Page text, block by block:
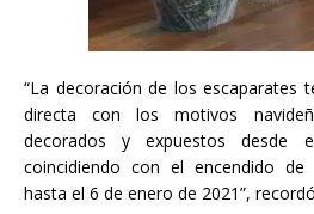
“La decoración de los escaparates
directa con los motivos
decorados y expuestos desde
coincidiendo con el encendido de
hasta el 6 de enero de 2021”,